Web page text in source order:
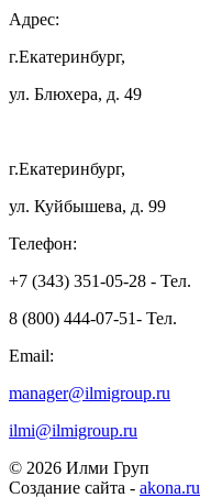
Адрес:
г.Екатеринбург,
ул. Блюхера, д. 49
г.Екатеринбург,
ул. Куйбышева, д. 99
Телефон:
+7 (343) 351-05-28 - Тел.
8 (800) 444-07-51- Тел.
Email:
manager@ilmigroup.ru
ilmi@ilmigroup.ru
© 2026 Илми Груп
Создание сайта - akona.ru